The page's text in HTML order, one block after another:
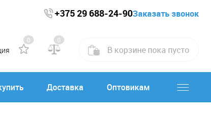
+375 29 688-24-90Заказать звонок
0 0
В корзине пока пусто
Доставка Оптовикам